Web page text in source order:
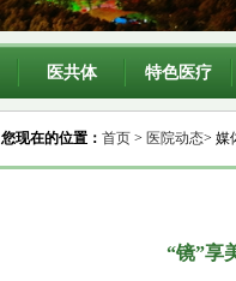
医共体 特色医疗
您现在的位置： 首页 > 医院动态> 媒
“镜”享